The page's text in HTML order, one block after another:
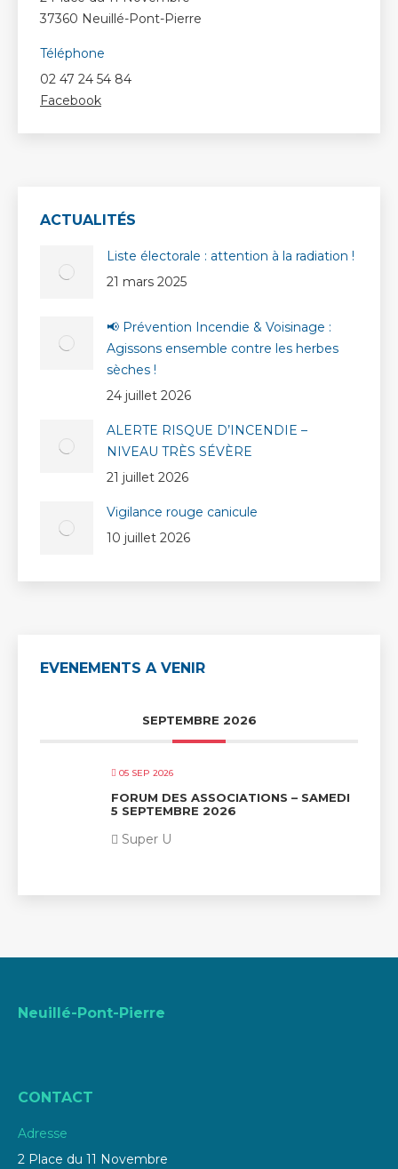
37360 Neuillé-Pont-Pierre
Téléphone
02 47 24 54 84
Facebook
ACTUALITÉS
Liste électorale : attention à la radiation !
21 mars 2025
📢 Prévention Incendie & Voisinage :
Agissons ensemble contre les herbes
sèches !
24 juillet 2026
ALERTE RISQUE D’INCENDIE –
NIVEAU TRÈS SÉVÈRE
21 juillet 2026
Vigilance rouge canicule
10 juillet 2026
EVENEMENTS A VENIR
SEPTEMBRE 2026
05 SEP 2026
FORUM DES ASSOCIATIONS – SAMEDI
5 SEPTEMBRE 2026
Super U
Neuillé-Pont-Pierre
CONTACT
Adresse
2 Place du 11 Novembre